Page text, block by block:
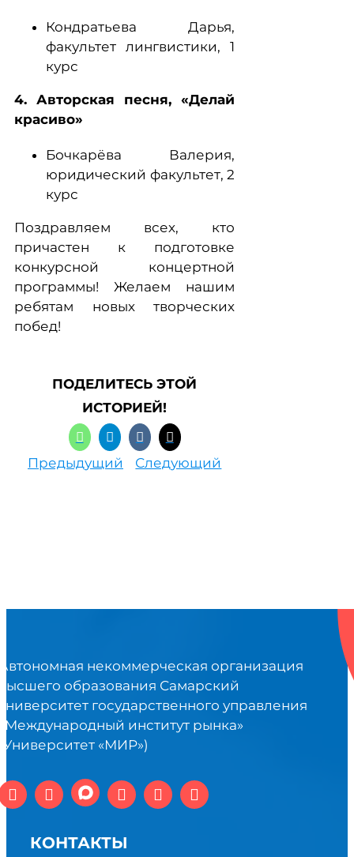
Кондратьева Дарья,
факультет лингвистики, 1
курс
4. Авторская песня, «Делай
красиво»
Бочкарёва Валерия,
юридический факультет, 2
курс
Поздравляем всех, кто
причастен к подготовке
конкурсной концертной
программы! Желаем нашим
ребятам новых творческих
побед!
ПОДЕЛИТЕСЬ ЭТОЙ
ИСТОРИЕЙ!
Предыдущий Следующий
некоммерческая организация
образования Самарский
государственного управления
институт рынка»
«МИР»)
КОНТАКТЫ